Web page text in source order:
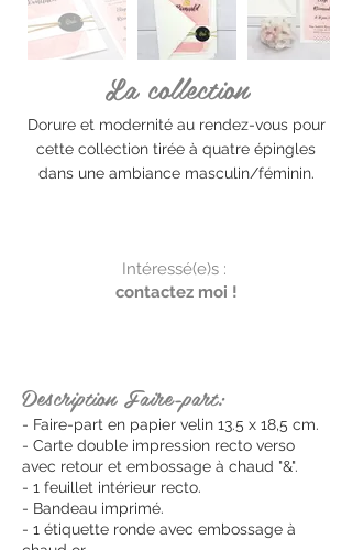
La collection
Dorure et modernité au rendez-vous pour
cette collection tirée à quatre épingles
dans une ambiance masculin/féminin.
Description Faire-part:
- Faire-part en papier velin 13.5 x 18,5 cm.
- Carte double impression recto verso
avec retour et embossage à chaud "&".
- 1 feuillet intérieur recto.
- Bandeau imprimé.
- 1 étiquette ronde avec embossage à
Intéressé(e)s :
contactez moi !